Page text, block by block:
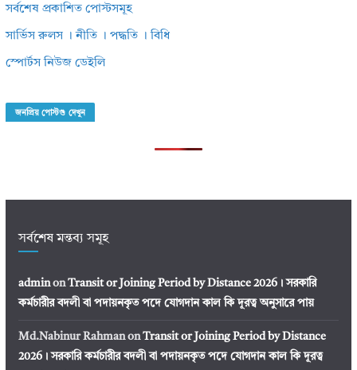
সর্বশেষ প্রকাশিত পোস্টসমূহ
সার্ভিস রুলস । নীতি । পদ্ধতি । বিধি
স্পোর্টস নিউজ ডেইলি
জনপ্রিয় পোস্টগু দেখুন
সর্বশেষ মন্তব্য সমূহ
adminonTransit or Joining Period by Distance 2026। সরকারি
কর্মচারীর বদলী বা পদায়নকৃত পদে যোগদান কাল কি দূরত্ব অনুসারে পায়
Md.Nabinur RahmanonTransit or Joining Period by Distance
2026। সরকারি কর্মচারীর বদলী বা পদায়নকৃত পদে যোগদান কাল কি দূরত্ব